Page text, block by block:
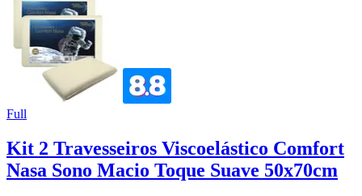
Full
Kit 2 Travesseiros Viscoelástico Comfort
Nasa Sono Macio Toque Suave 50x70cm